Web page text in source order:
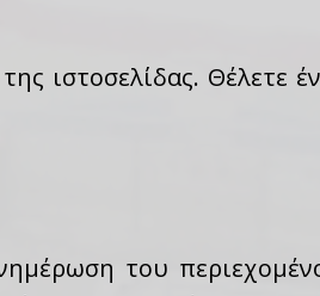
ιστοσελίδας. Θέλετε
του